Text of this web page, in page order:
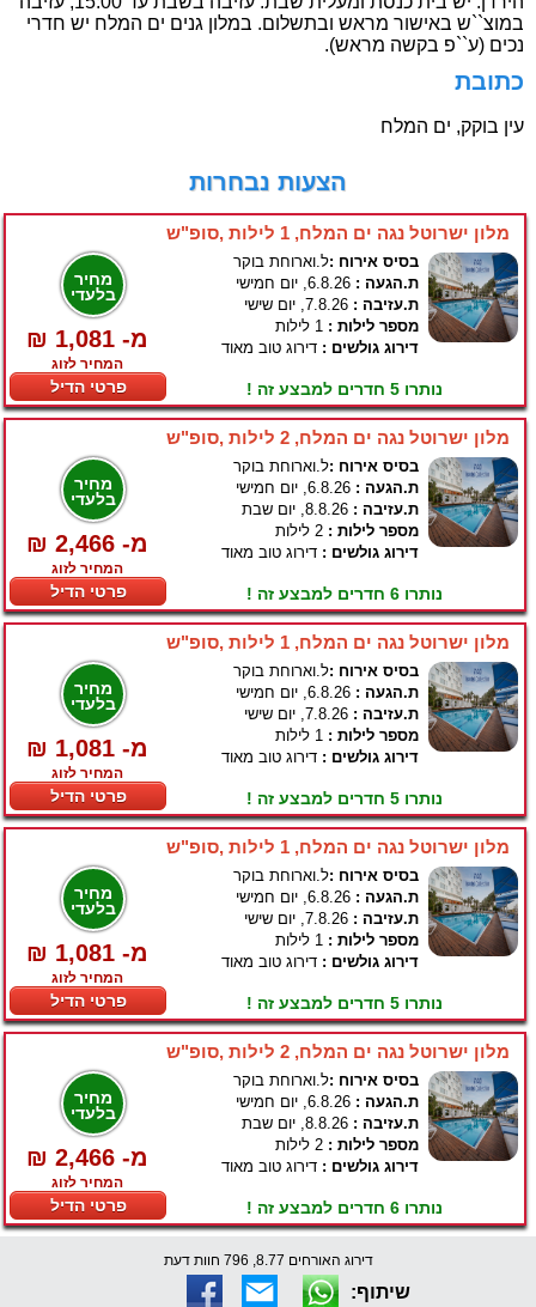
במוצ``ש באישור מראש ובתשלום. במלון גנים ים המלח יש חדרי
נכים (ע``פ בקשה מראש).
כתובת
עין בוקק, ים המלח
הצעות נבחרות
מלון ישרוטל נגה ים המלח, 1 לילות ,סופ"ש
מחיר
בלעדי
₪ 1,081 -מ
המחיר לזוג
פרטי הדיל
בסיס אירוח :ל.וארוחת בוקר
ת.הגעה :
ת.עזיבה :
מספר לילות :
דירוג גולשים : דירוג טוב מאוד
נותרו 5 חדרים למבצע זה !
מלון ישרוטל נגה ים המלח, 2 לילות ,סופ"ש
מחיר
בלעדי
₪ 2,466 -מ
המחיר לזוג
פרטי הדיל
בסיס אירוח :ל.וארוחת בוקר
ת.הגעה :
ת.עזיבה :
מספר לילות :
דירוג גולשים : דירוג טוב מאוד
נותרו 6 חדרים למבצע זה !
מלון ישרוטל נגה ים המלח, 1 לילות ,סופ"ש
מחיר
בלעדי
₪ 1,081 -מ
המחיר לזוג
פרטי הדיל
בסיס אירוח :ל.וארוחת בוקר
ת.הגעה :
ת.עזיבה :
מספר לילות :
דירוג גולשים : דירוג טוב מאוד
נותרו 5 חדרים למבצע זה !
מלון ישרוטל נגה ים המלח, 1 לילות ,סופ"ש
מחיר
בלעדי
₪ 1,081 -מ
המחיר לזוג
פרטי הדיל
בסיס אירוח :ל.וארוחת בוקר
ת.הגעה :
ת.עזיבה :
מספר לילות :
דירוג גולשים : דירוג טוב מאוד
נותרו 5 חדרים למבצע זה !
מלון ישרוטל נגה ים המלח, 2 לילות ,סופ"ש
מחיר
בלעדי
₪ 2,466 -מ
המחיר לזוג
פרטי הדיל
בסיס אירוח :ל.וארוחת בוקר
ת.הגעה :
ת.עזיבה :
מספר לילות :
דירוג גולשים : דירוג טוב מאוד
נותרו 6 חדרים למבצע זה !
דירוג האורחים 8.77, 796 חוות דעת
שיתוף: